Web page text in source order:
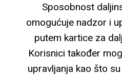
Sposobnost
omogućuje nadzor i
putem kartice za
Korisnici također
upravljanja kao što